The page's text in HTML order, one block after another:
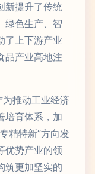
新提升了传统
绿色生产、智
了上下游产业
品产业高地注
为推动工业经济
培育体系，加
精特新”方向发
优势产业的领
筑更加坚实的